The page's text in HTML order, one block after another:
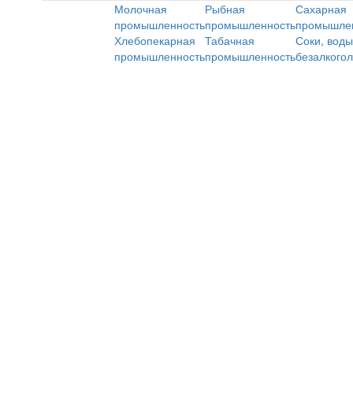
Молочная
промышленность
Рыбная
промышленность
Сахарная
Хлебопекарная
промышленность
Табачная
промышленность
Соки,